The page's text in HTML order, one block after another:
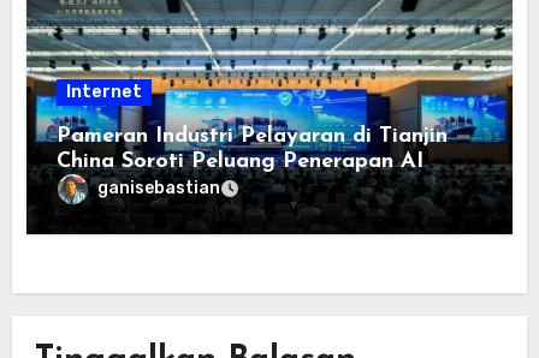
Internet
Pameran Industri Pelayaran di Tianjin
China Soroti Peluang Penerapan AI
ganisebastian